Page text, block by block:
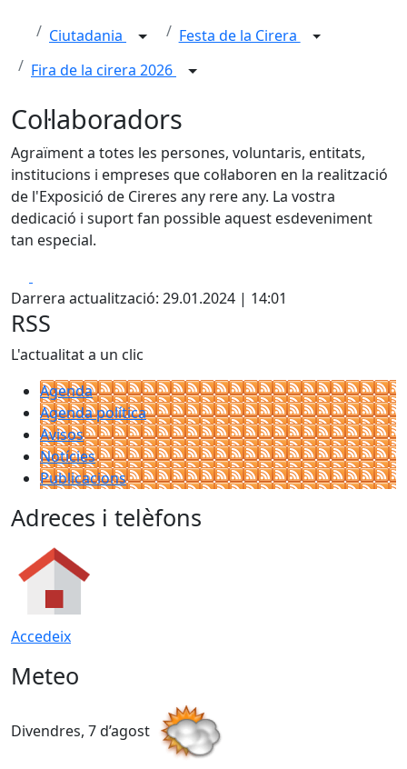
Ciutadania
Festa de la Cirera
Fira de la cirera 2026
Col·laboradors
Agraïment a totes les persones, voluntaris, entitats,
institucions i empreses que col·laboren en la realització
de l'Exposició de Cireres any rere any. La vostra
dedicació i suport fan possible aquest esdeveniment
tan especial.
Darrera actualització: 29.01.2024 | 14:01
RSS
L'actualitat a un clic
Agenda
Agenda política
Avisos
Notícies
Publicacions
Adreces i telèfons
Accedeix
Meteo
Divendres, 7 d’agost